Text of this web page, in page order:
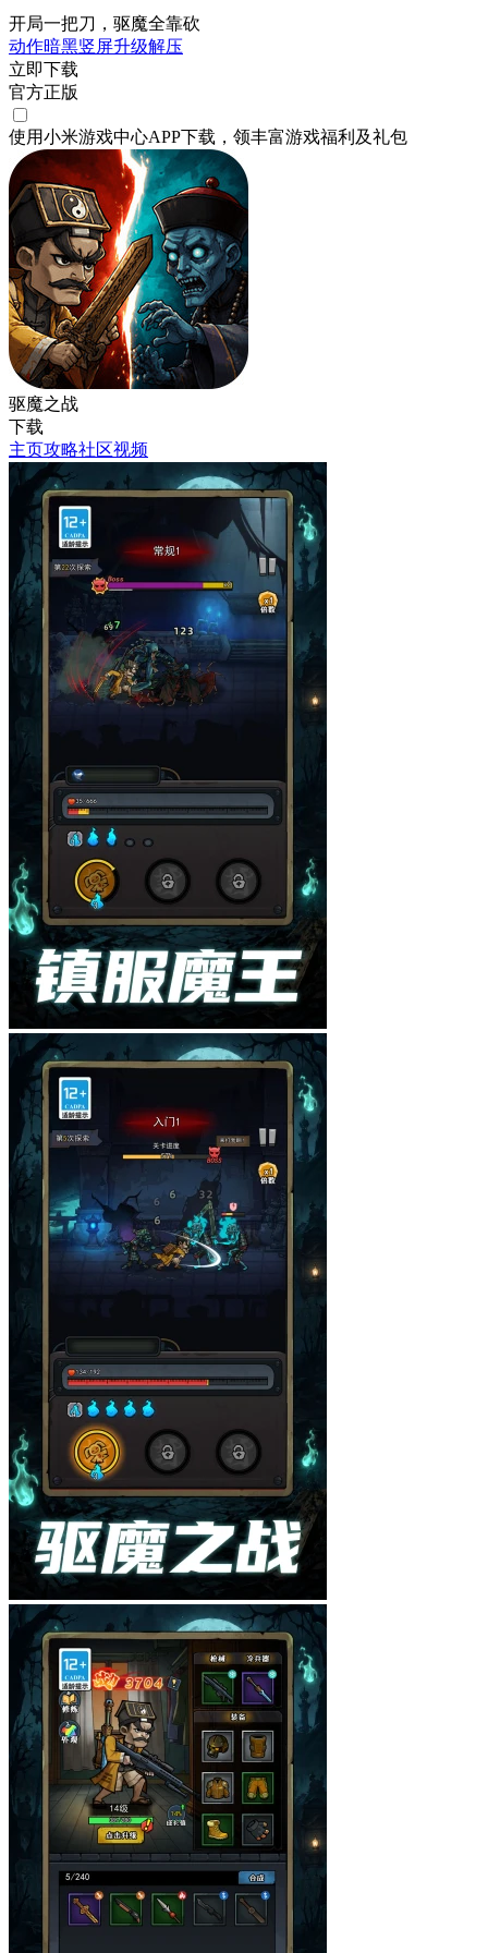
开局一把刀，驱魔全靠砍
动作暗黑竖屏升级解压
立即下载
官方正版
使用小米游戏中心APP下载 ，领丰富游戏福利 及礼包
驱魔之战
下载
主页攻略社区视频